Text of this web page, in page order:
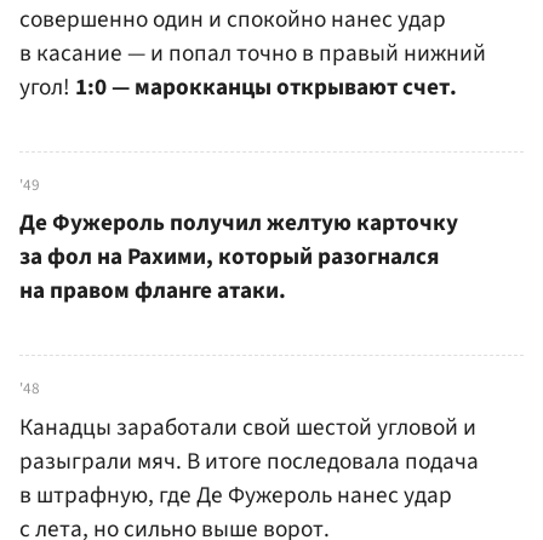
совершенно один и спокойно нанес удар
в касание — и попал точно в правый нижний
угол! 1:0 — марокканцы открывают счет.
'49
Де Фужероль получил желтую карточку
за фол на Рахими, который разогнался
на правом фланге атаки.
'48
Канадцы заработали свой шестой угловой и
разыграли мяч. В итоге последовала подача
в штрафную, где Де Фужероль нанес удар
с лета, но сильно выше ворот.